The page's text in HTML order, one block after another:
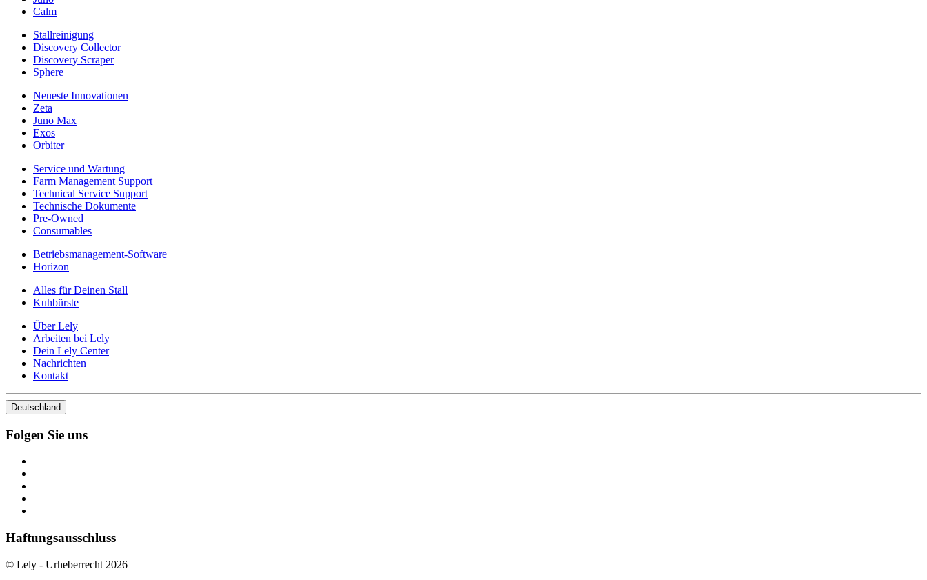
Calm
Stallreinigung
Discovery Collector
Discovery Scraper
Sphere
Neueste Innovationen
Zeta
Juno Max
Exos
Orbiter
Service und Wartung
Farm Management Support
Technical Service Support
Technische Dokumente
Pre-Owned
Consumables
Betriebsmanagement-Software
Horizon
Alles für Deinen Stall
Kuhbürste
Über Lely
Arbeiten bei Lely
Dein Lely Center
Nachrichten
Kontakt
Deutschland
Folgen Sie uns
Haftungsausschluss
© Lely - Urheberrecht 2026